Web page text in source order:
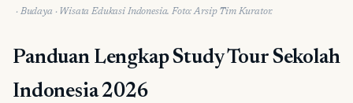
· Budaya · Wisata Edukasi Indonesia. Foto: Arsip Tim Kurator.
Panduan Lengkap Study Tour Sekolah
Indonesia 2026